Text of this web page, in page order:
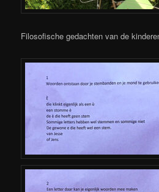
Filosofische gedachten van de